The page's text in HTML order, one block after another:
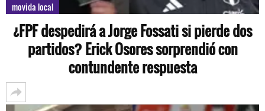
movida local
¿FPF despedirá a Jorge Fossati si pierde dos
partidos? Erick Osores sorprendió con
contundente respuesta